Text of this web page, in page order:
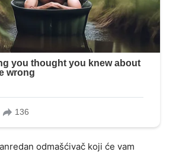
odmašćivač koji će vam